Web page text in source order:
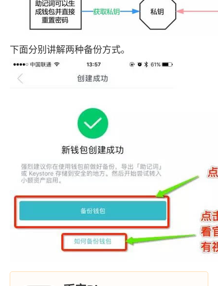
下面分别讲解两种备份方式。